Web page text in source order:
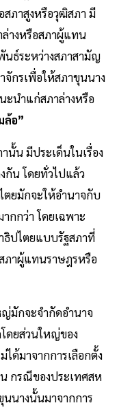
ภาสูงหรือวุฒิสภา มี
ล่างหรือสภาผู้แทน
ธ์ระหว่างสภาสามัญ
กรเพื่อให้สภาขุนนาง
ะนำแก่สภาล่างหรือ
ล้อ”
นั้น มีประเด็นในเรื่อง
กัน โดยทั่วไปแล้ว
ตยมักจะให้อำนาจกับ
กกว่า โดยเฉพาะ
ธิปไตยแบบรัฐสภาที่
ภาผู้แทนราษฎรหรือ
มักจะจำกัดอำนาจ
ดยส่วนใหญ่ของ
ด้มาจากการเลือกตั้ง
กรณีของประเทศสห
นนางนั้นมาจากการ